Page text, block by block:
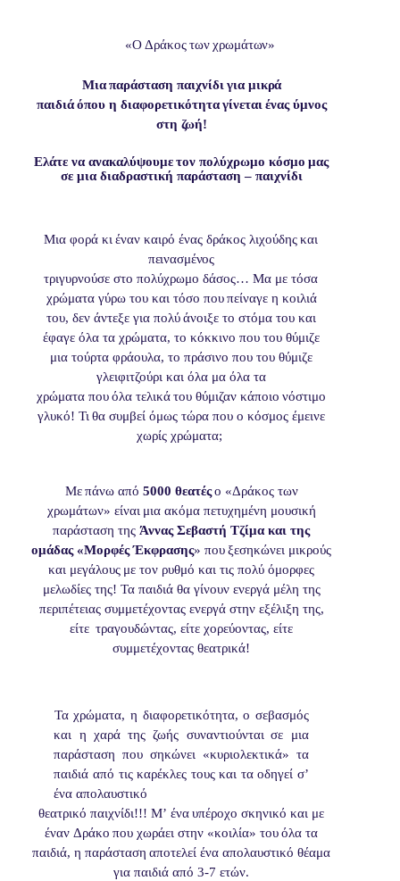
«Ο Δράκος των χρωμάτων»
Μια παράσταση παιχνίδι για μικρά
παιδιά όπου η διαφορετικότητα γίνεται ένας ύμνος
στη ζωή!
Ελάτε να ανακαλύψουμε τον πολύχρωμο κόσμο μας
σε μια διαδραστική παράσταση – παιχνίδι
Μια φορά κι έναν καιρό ένας δράκος λιχούδης και
πεινασμένος
τριγυρνούσε στο πολύχρωμο δάσος… Μα με τόσα
χρώματα γύρω του και τόσο που πείναγε η κοιλιά
του, δεν άντεξε για πολύ άνοιξε το στόμα του και
έφαγε όλα τα χρώματα, το κόκκινο που του θύμιζε
μια τούρτα φράουλα, το πράσινο που του θύμιζε
γλειφιτζούρι και όλα μα όλα τα
χρώματα που όλα τελικά του θύμιζαν κάποιο νόστιμο
γλυκό! Τι θα συμβεί όμως τώρα που ο κόσμος έμεινε
χωρίς χρώματα;
Με πάνω από 5000 θεατές ο «Δράκος των
χρωμάτων» είναι μια ακόμα πετυχημένη μουσική
παράσταση τηςΆννας Σεβαστή Τζίμα και της
ομάδας «Μορφές Έκφρασης» που ξεσηκώνει μικρούς
και μεγάλους με τον ρυθμό και τις πολύ όμορφες
μελωδίες της! Τα παιδιά θα γίνουν ενεργά μέλη της
περιπέτειας συμμετέχοντας ενεργά στην εξέλιξη της,
είτε τραγουδώντας, είτε χορεύοντας, είτε
συμμετέχοντας θεατρικά!
Τα χρώματα, η διαφορετικότητα, ο σεβασμός
και η χαρά της ζωής συναντιούνται σε
μια
παράσταση που σηκώνει «κυριολεκτικά» τα
παιδιά από τις καρέκλες τους και τα οδηγεί σ’
ένα απολαυστικό
θεατρικό παιχνίδι!!! Μ’ ένα υπέροχο σκηνικό και με
έναν Δράκο που χωράει στην «κοιλία» του όλα τα
παιδιά, η παράσταση αποτελεί ένα απολαυστικό θέαμα
για παιδιά από 3-7 ετών.